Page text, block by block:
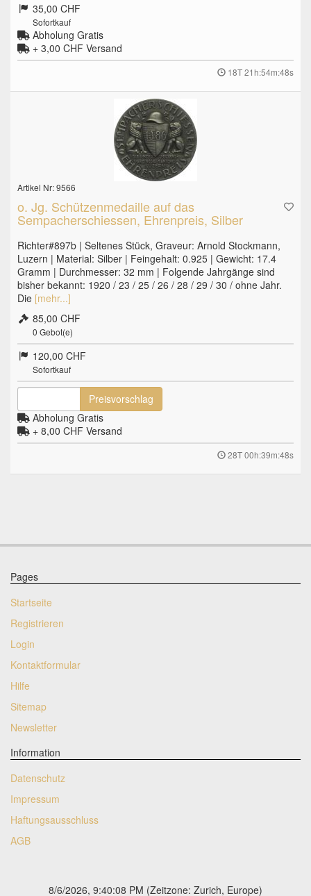
35,00 CHF
Sofortkauf
Abholung Gratis
+ 3,00 CHF Versand
18T 21h:54m:47s
Artikel Nr: 9566
o. Jg. Schützenmedaille auf das
Sempacherschiessen, Ehrenpreis, Silber
Richter#897b | Seltenes Stück, Graveur: Arnold Stockmann,
Luzern | Material: Silber | Feingehalt: 0.925 | Gewicht: 17.4
Gramm | Durchmesser: 32 mm | Folgende Jahrgänge sind
bisher bekannt: 1920 / 23 / 25 / 26 / 28 / 29 / 30 / ohne Jahr.
Die [mehr...]
85,00 CHF
0 Gebot(e)
120,00 CHF
Sofortkauf
Preisvorschlag
Abholung Gratis
+ 8,00 CHF Versand
28T 00h:39m:47s
Pages
Startseite
Registrieren
Login
Kontaktformular
Hilfe
Sitemap
Newsletter
Information
Datenschutz
Impressum
Haftungsausschluss
AGB
8/6/2026, 9:40:09 PM (Zeitzone: Zurich, Europe)